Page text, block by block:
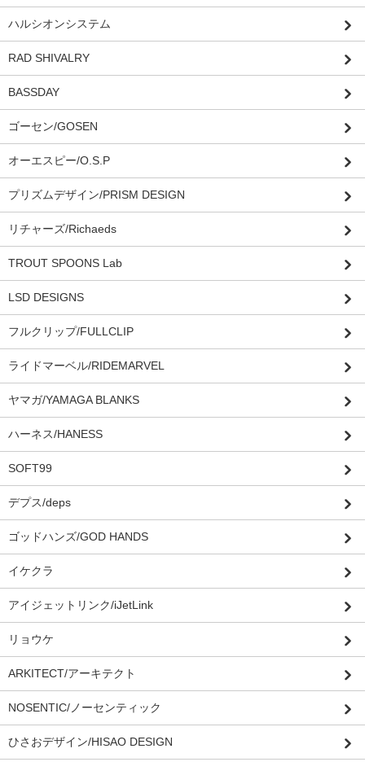
ハルシオンシステム
RAD SHIVALRY
BASSDAY
ゴーセン/GOSEN
オーエスピー/O.S.P
プリズムデザイン/PRISM DESIGN
リチャーズ/Richaeds
TROUT SPOONS Lab
LSD DESIGNS
フルクリップ/FULLCLIP
ライドマーベル/RIDEMARVEL
ヤマガ/YAMAGA BLANKS
ハーネス/HANESS
SOFT99
デプス/deps
ゴッドハンズ/GOD HANDS
イケクラ
アイジェットリンク/iJetLink
リョウケ
ARKITECT/アーキテクト
NOSENTIC/ノーセンティック
ひさおデザイン/HISAO DESIGN